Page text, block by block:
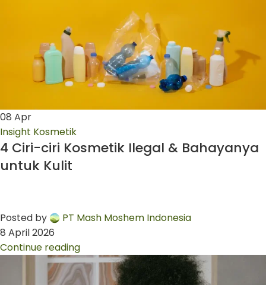
08 Apr
Insight Kosmetik
4 Ciri-ciri Kosmetik Ilegal & Bahayanya
untuk Kulit
Posted by
PT Mash Moshem Indonesia
8 April 2026
Continue reading